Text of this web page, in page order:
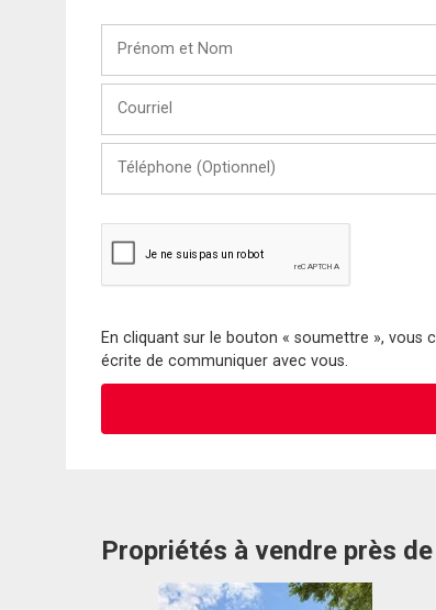
Nom
(Optionnel)
En cliquant sur le bouton « soumettre »,
écrite de communiquer avec vous.
Propriétés à vendre près